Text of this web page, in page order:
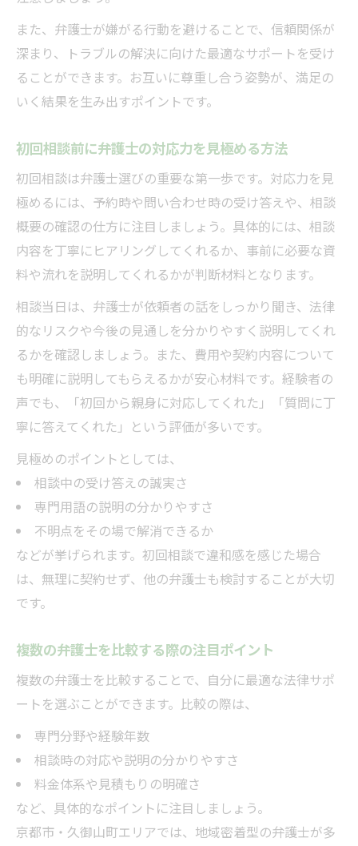
また、弁護士が嫌がる行動を避けることで、信頼関係が
深まり、トラブルの解決に向けた最適なサポートを受け
ることができます。お互いに尊重し合う姿勢が、満足の
いく結果を生み出すポイントです。
初回相談前に弁護士の対応力を見極める方法
初回相談は弁護士選びの重要な第一歩です。対応力を見
極めるには、予約時や問い合わせ時の受け答えや、相談
概要の確認の仕方に注目しましょう。具体的には、相談
内容を丁寧にヒアリングしてくれるか、事前に必要な資
料や流れを説明してくれるかが判断材料となります。
相談当日は、弁護士が依頼者の話をしっかり聞き、法律
的なリスクや今後の見通しを分かりやすく説明してくれ
るかを確認しましょう。また、費用や契約内容について
も明確に説明してもらえるかが安心材料です。経験者の
声でも、「初回から親身に対応してくれた」「質問に丁
寧に答えてくれた」という評価が多いです。
見極めのポイントとしては、
相談中の受け答えの誠実さ
専門用語の説明の分かりやすさ
不明点をその場で解消できるか
などが挙げられます。初回相談で違和感を感じた場合
は、無理に契約せず、他の弁護士も検討することが大切
です。
複数の弁護士を比較する際の注目ポイント
複数の弁護士を比較することで、自分に最適な法律サポ
ートを選ぶことができます。比較の際は、
専門分野や経験年数
相談時の対応や説明の分かりやすさ
料金体系や見積もりの明確さ
など、具体的なポイントに注目しましょう。
京都市・久御山町エリアでは、地域密着型の弁護士が多